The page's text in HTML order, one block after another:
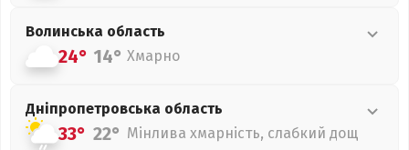
Волинська область
24° 14° Хмарно
Дніпропетровська область
33° 22° Мінлива хмарність, слабкий дощ